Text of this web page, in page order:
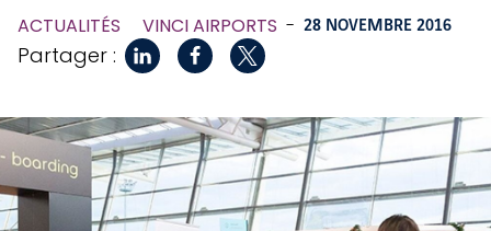
ACTUALITÉS VINCI AIRPORTS - 28 NOVEMBRE 2016
Partager :